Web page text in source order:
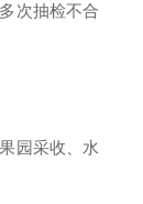
次抽检不合
园采收、水